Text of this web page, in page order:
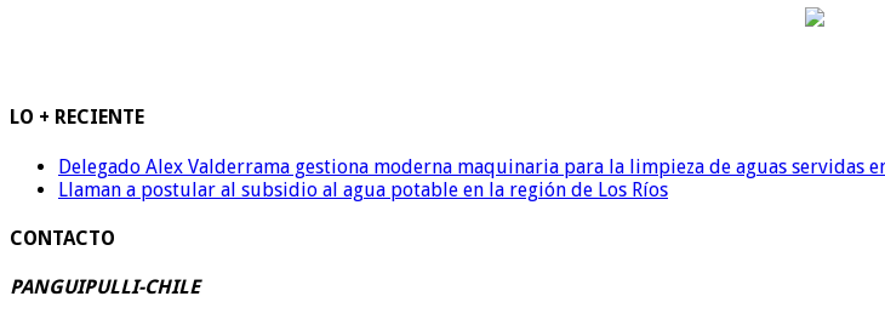
LO + RECIENTE
Delegado Alex Valderrama gestiona moderna maquinaria para la limpieza de aguas servidas
Llaman a postular al subsidio al agua potable en la región de Los Ríos
CONTACTO
PANGUIPULLI-CHILE